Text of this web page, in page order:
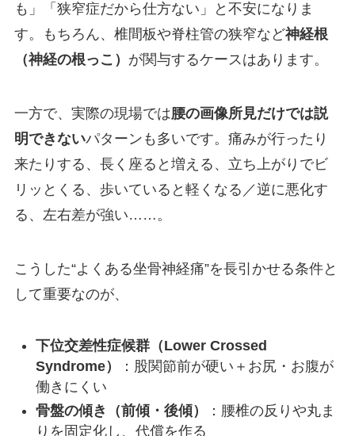
も」「狭窄症だから仕方ない」と不安になりま
す。もちろん、椎間板や脊柱管の狭窄など神経根
（神経の根っこ） が関与するケースはあります。
一方で、実際の現場では腰の画像所見だけでは説
明できないパターンも多いです。痛みが行ったり
来たりする、長く座ると増える、立ち上がりでビ
リッとくる、歩いていると軽くなる／逆に悪化す
る、左右差が強い……。
こうした“よくある坐骨神経痛”を長引かせる条件と
して重要なのが、
下位交差性症候群（Lower Crossed
Syndrome）
：股関節前が硬い＋お尻・お腹が
働きにくい
骨盤の傾き（前傾・後傾）
：腰椎の反りや丸ま
りを固定化し、代償を作る